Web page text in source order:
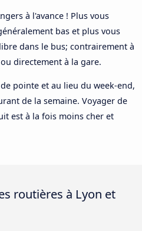
à l'avance ! Plus vous
bas et plus vous
dans le bus; contrairement à
directement à la gare.
pointe et au lieu du week-end,
de la semaine. Voyager de
est à la fois moins cher et
routières à Lyon et